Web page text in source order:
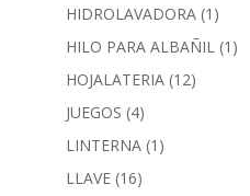
HIDROLAVADORA (1)
HILO PARA ALBAÑIL (1)
HOJALATERIA (12)
JUEGOS (4)
LINTERNA (1)
LLAVE (16)